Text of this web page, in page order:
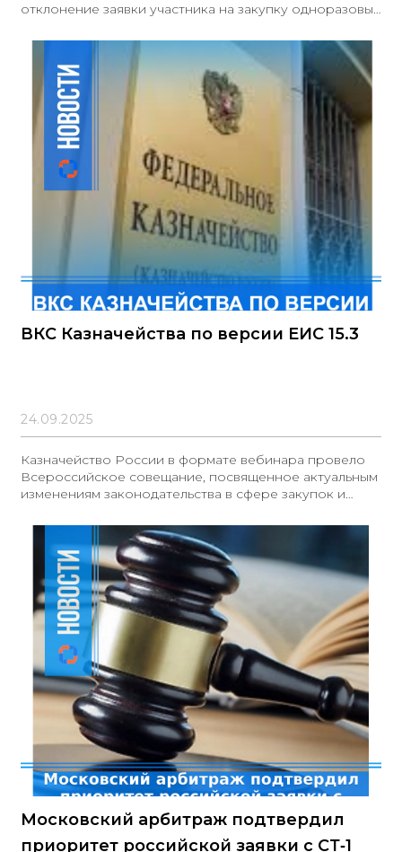
отклонение заявки участника на закупку одноразовых
закупало «халаты операционные одноразового
использования», на которые в соответствии с ПП №
1875 установлен запрет. Участник для подтверждения
российского происхождения указал выписку из
РРПП на «Комплект одежды хирургической»,
включающий, помимо прочего, одноразовый
операционный халат
ВКС Казначейства по версии ЕИС 15.3
24.09.2025
Казначейство России в формате вебинара провело
Всероссийское совещание, посвященное актуальным
изменениям законодательства в сфере закупок и
Основные темы: - новые возможности при
проведении электронных процедур, заключении
цифровых контрактов и дополнительных соглашений
- новации реестра контрактов - обновление реестра
принимаемых бюджетных обязательств - развитие
функционала электронного актирования,
одностороннего отказа и претензионной переписки
- ГИС «Независимый
Московский арбитраж подтвердил
приоритет российской заявки с СТ‑1